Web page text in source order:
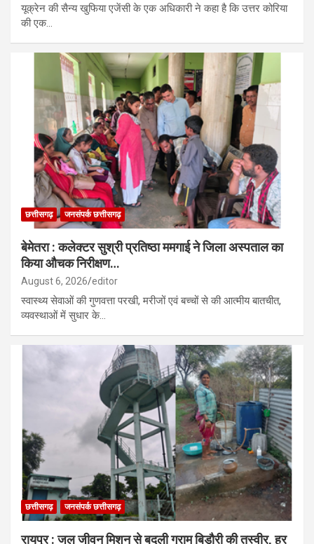
यूक्रेन की सैन्य खुफिया एजेंसी के एक अधिकारी ने कहा है कि उत्तर कोरिया
की एक…
छत्तीसगढ़ जनसंपर्क छत्तीसगढ़
बेमेतरा : कलेक्टर सुश्री प्रतिष्ठा ममगाई ने जिला अस्पताल का
किया औचक निरीक्षण…
August 6, 2026 editor
स्वास्थ्य सेवाओं की गुणवत्ता परखी, मरीजों एवं बच्चों से की आत्मीय बातचीत,
व्यवस्थाओं में सुधार के…
छत्तीसगढ़ जनसंपर्क छत्तीसगढ़
रायपुर : जल जीवन मिशन से बदली ग्राम बिड़ौरी की तस्वीर, हर